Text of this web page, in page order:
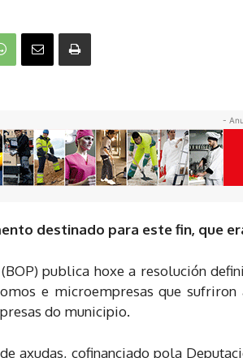
-
destinado para este fin, que
publica hoxe a resolución
e microempresas que
do municipio.
axudas, cofinanciado pola